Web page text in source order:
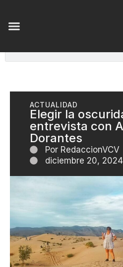
ACTUALIDAD
Elegir la
entrevista con
Dorantes
Por RedaccionVCV
diciembre 20, 2024